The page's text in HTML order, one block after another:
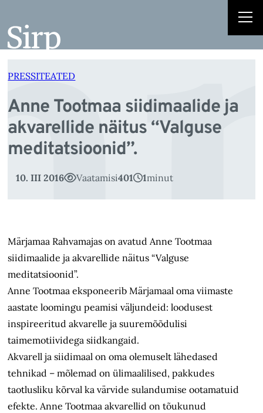
juurde
PRESSITEATED
Anne Tootmaa siidimaalide ja
akvarellide näitus “Valguse
meditatsioonid”.
10. III 2016 Vaatamisi401 1minut
Märjamaa Rahvamajas on avatud Anne Tootmaa
siidimaalide ja akvarellide näitus “Valguse
meditatsioonid”.
Anne Tootmaa eksponeerib Märjamaal oma viimaste
aastate loomingu peamisi väljundeid: loodusest
inspireeritud akvarelle ja suuremõõdulisi
taimemotiividega siidkangaid.
Akvarell ja siidimaal on oma olemuselt lähedased
tehnikad – mõlemad on ülimaalilised, pakkudes
taotlusliku kõrval ka värvide sulandumise ootamatuid
efekte. Anne Tootmaa akvarellid on tõukunud